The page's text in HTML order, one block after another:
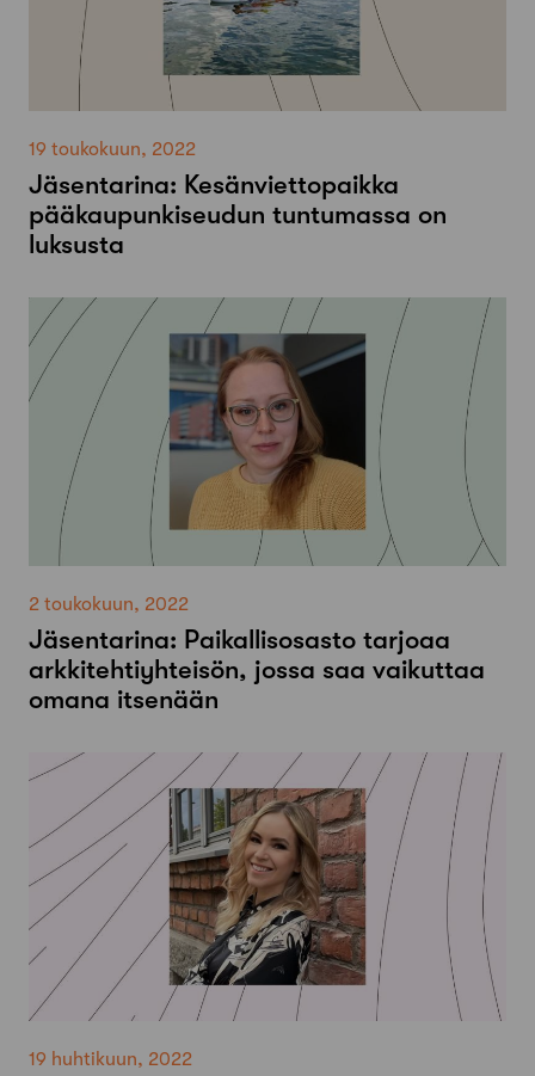
19 toukokuun, 2022
Jäsentarina: Kesänviettopaikka
pääkaupunkiseudun tuntumassa on
luksusta
2 toukokuun, 2022
Jäsentarina: Paikallisosasto tarjoaa
arkkitehtiyhteisön, jossa saa vaikuttaa
omana itsenään
19 huhtikuun, 2022